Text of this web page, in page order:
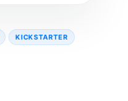
KICKSTARTER